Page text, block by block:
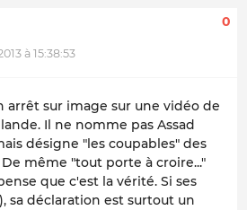
à 15:38:53
0
arrêt sur image sur une vidéo de
Il ne nomme pas Assad
désigne "les coupables" des
même "tout porte à croire..."
que c'est la vérité. Si ses
sa déclaration est surtout un